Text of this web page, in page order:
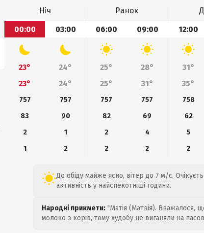
Ніч Ранок
00:00
03:00 06:00 09:00 12:00
23° 24° 25° 28° 31°
23°
24° 25° 31° 35°
757 757 757 757 758
83
90 82 69 62
2
1 2 4 5
1
2 2 2 2
До обіду майже ясно, вітер до 7 м/с.
активність у найспекотніші години.
Народні прикмети: "Матія (Матвія). Вважалося,
молоко з корів, тому худобу не виганяли на